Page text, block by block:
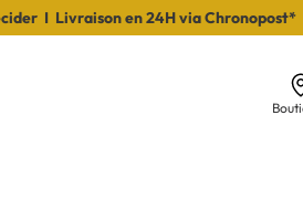
I Livraison en 24H via Chronopost*